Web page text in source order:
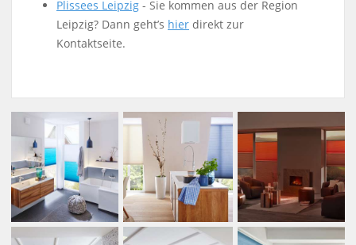
Plissees Leipzig - Sie kommen aus der Region
Leipzig? Dann geht’s hier direkt zur
Kontaktseite.